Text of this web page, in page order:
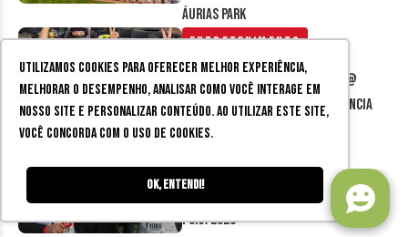
Utilizamos cookies para oferecer melhor experiência,
melhorar o desempenho, analisar como você interage em
nosso site e personalizar conteúdo. Ao utilizar este site,
você concorda com o uso de cookies.
Ok, entendi!
Áurias Park
Entretenimento
Acelera Kart em Juiz de Fora @
estacionamento do Independência
Shopping
[FOTOS] Meia Maratona de Juiz de
Fora 2026